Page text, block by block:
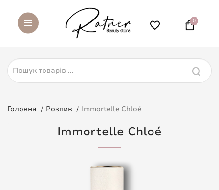
0
Головна Розпив Immortelle Chloé
Immortelle Chloé